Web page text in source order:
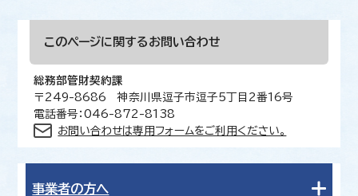
このページに関する お問い合わせ
総務部管財契約課
〒249-8686 神奈川県逗子市逗子5丁目2番16号
電話番号：046-872-8138
お問い合わせは専用フォームをご利用ください。
事業者の方へ